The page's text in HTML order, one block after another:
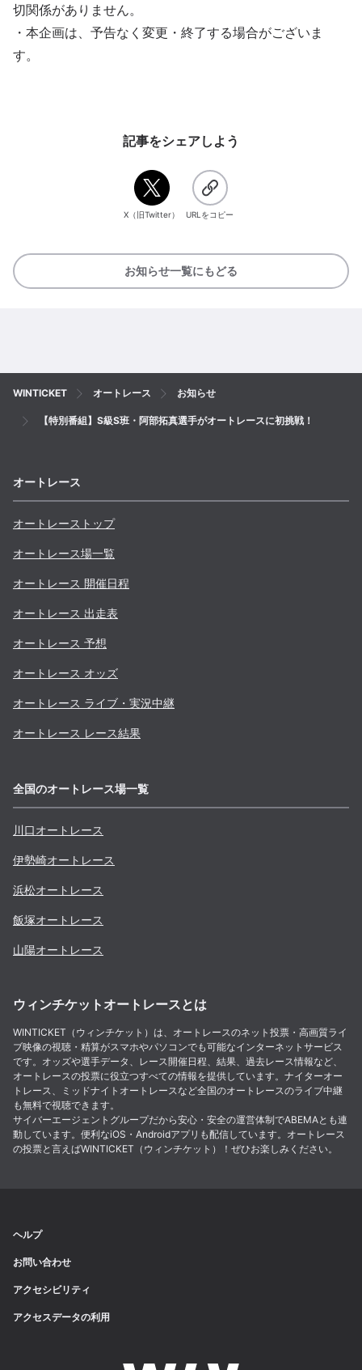
切関係がありません。
・本企画は、予告なく変更・終了する場合がございま
す。
記事をシェアしよう
X（旧Twitter） URLをコピー
お知らせ一覧にもどる
WINTICKET オートレース お知らせ
【特別番組】S級S班・阿部拓真選手がオートレースに初挑戦！
オートレース
オートレーストップ
オートレース場一覧
オートレース 開催日程
オートレース 出走表
オートレース 予想
オートレース オッズ
オートレース ライブ・実況中継
オートレース レース結果
全国のオートレース場一覧
川口オートレース
伊勢崎オートレース
浜松オートレース
飯塚オートレース
山陽オートレース
ウィンチケットオートレースとは
WINTICKET（ウィンチケット）は、オートレースのネット投票・高画質ライ
ブ映像の視聴・精算がスマホやパソコンでも可能なインターネットサービス
です。オッズや選手データ、レース開催日程、結果、過去レース情報など、
オートレースの投票に役立つすべての情報を提供しています。ナイターオー
トレース、ミッドナイトオートレースなど全国のオートレースのライブ中継
も無料で視聴できます。
サイバーエージェントグループだから安心・安全の運営体制でABEMAとも連
動しています。便利なiOS・Androidアプリも配信しています。オートレース
の投票と言えばWINTICKET（ウィンチケット）！ぜひお楽しみください。
ヘルプ
お問い合わせ
アクセシビリティ
アクセスデータの利用